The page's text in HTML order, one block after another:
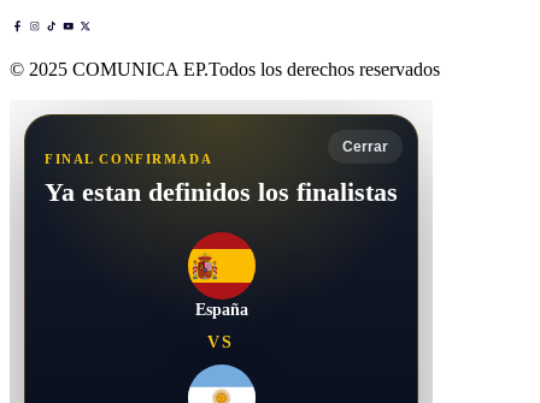
© 2025 COMUNICA EP.Todos los derechos reservados
Cerrar
FINAL CONFIRMADA
Ya estan definidos los finalistas
España
VS